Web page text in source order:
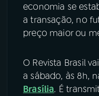
economia se
a transação, no
preço maior ou
O Revista Brasil
a sábado, às 8h,
Brasília. É